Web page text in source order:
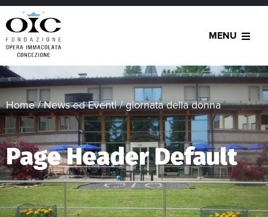
MENU
Home/News ed Eventi/giornata della donna
Page Header Default